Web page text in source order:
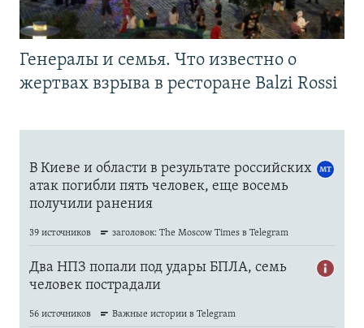
Генералы и семья. Что известно о
жертвах взрыва в ресторане Balzi Rossi